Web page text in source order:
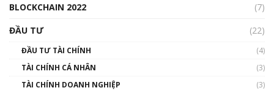
00:02:14
Nhìn lại năm 2022: Những sự kiện ảnh hưởng
đến hệ sinh thái tiền mã hoá | Phổ cập
BLOCKCHAIN 2022
(7)
ĐẦU TƯ
(22)
ĐẦU TƯ TÀI CHÍNH
(4)
TÀI CHÍNH CÁ NHÂN
(3)
TÀI CHÍNH DOANH NGHIỆP
(3)